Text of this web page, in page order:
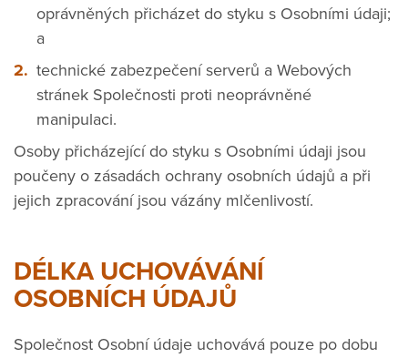
oprávněných přicházet do styku s Osobními údaji;
a
technické zabezpečení serverů a Webových
stránek Společnosti proti neoprávněné
manipulaci.
Osoby přicházející do styku s Osobními údaji jsou
poučeny o zásadách ochrany osobních údajů a při
jejich zpracování jsou vázány mlčenlivostí.
DÉLKA UCHOVÁVÁNÍ
OSOBNÍCH ÚDAJŮ
Společnost Osobní údaje uchovává pouze po dobu